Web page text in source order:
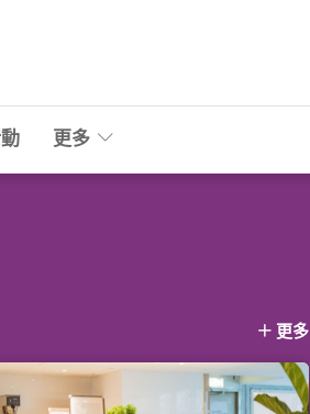
更多
更多